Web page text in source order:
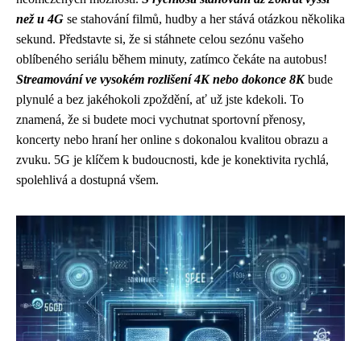
než u 4G se stahování filmů, hudby a her stává otázkou několika
sekund. Představte si, že si stáhnete celou sezónu vašeho
oblíbeného seriálu během minuty, zatímco čekáte na autobus!
Streamování ve vysokém rozlišení 4K nebo dokonce 8Kbude
plynulé a bez jakéhokoli zpoždění, ať už jste kdekoli. To
znamená, že si budete moci vychutnat sportovní přenosy,
koncerty nebo hraní her online s dokonalou kvalitou obrazu a
zvuku. 5G je klíčem k budoucnosti, kde je konektivita rychlá,
spolehlivá a dostupná všem.